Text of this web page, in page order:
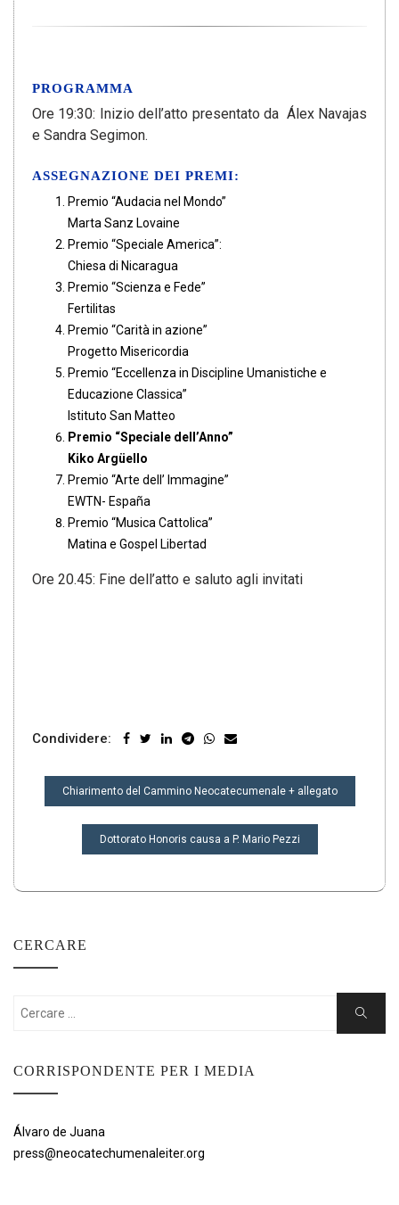
PROGRAMMA
Ore 19:30: Inizio dell’atto presentato da Álex Navajas
e Sandra Segimon.
ASSEGNAZIONE DEI PREMI:
Premio “Audacia nel Mondo”
Marta Sanz Lovaine
Premio “Speciale America”:
Chiesa di Nicaragua
Premio “Scienza e Fede”
Fertilitas
Premio “Carità in azione”
Progetto Misericordia
Premio “Eccellenza in Discipline Umanistiche e
Educazione Classica”
Istituto San Matteo
Premio “Speciale dell’Anno”
Kiko Argüello
Premio “Arte dell’ Immagine”
EWTN- España
Premio “Musica Cattolica”
Matina e Gospel Libertad
Ore 20.45: Fine dell’atto e saluto agli invitati
Condividere:
NAVIGAZIONE
ARTICOLI
Chiarimento del Cammino Neocatecumenale + allegato
Dottorato Honoris causa a P. Mario Pezzi
CERCARE
Cercare:
Ricerca
CORRISPONDENTE PER I MEDIA
Álvaro de Juana
press@neocatechumenaleiter.org